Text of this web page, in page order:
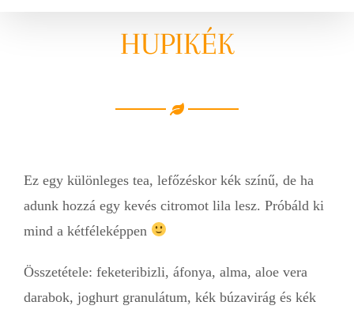
HUPIKÉK
Ez egy különleges tea, lefőzéskor kék színű, de ha
adunk hozzá egy kevés citromot lila lesz. Próbáld ki
mind a kétféleképpen
Összetétele: feketeribizli, áfonya, alma, aloe vera
darabok, joghurt granulátum, kék búzavirág és kék